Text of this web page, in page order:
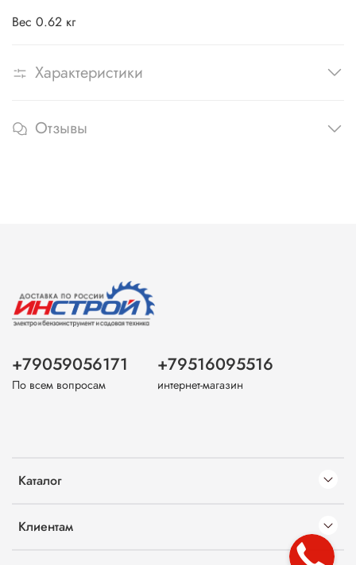
Вес 0.62 кг
Характеристики
Отзывы
Каталог
Клиентам
+79059056171
По всем вопросам
+79516095516
интернет-магазин